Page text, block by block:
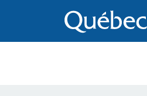
au
contenu